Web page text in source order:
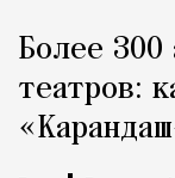
Более 300
театров: